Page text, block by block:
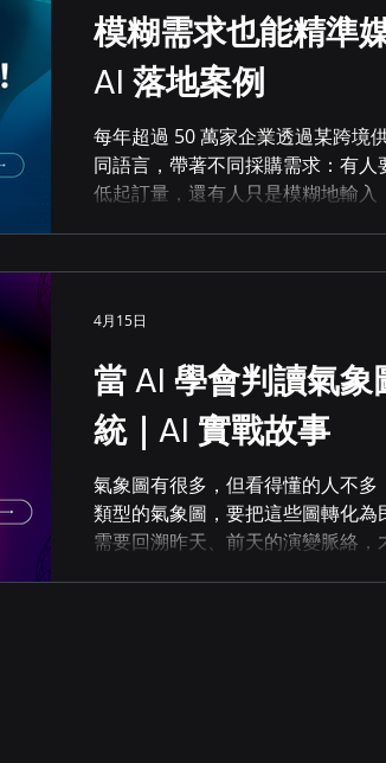
客戶提供實際使用過的公文稿件
構拆開來，做成 Agent 的輸出基
公文版，系統按對應格式產出草
規版本打架的時候，誰來裁決？
模糊需求也能精準
AI 落地案例
每年超過 50 萬家企業透過某跨境
同語言，帶著不同採購需求：有
低起訂量，還有人只是模糊地輸
B2B 商品與供應商資料庫。資料
遇到模糊需求就失靈。採購商得
的摩擦，讓許多真實商機悄悄流
個：讓 AI 真正讀懂採購需求，主
的 Agentic AI Headquarter.ai 為
模型為大
當 AI 學會判讀氣
統｜AI 實戰故事
氣象圖有很多，但看得懂的人不
類型的氣象圖，要把這些圖轉化
需要回溯昨天、前天的演變脈絡
4月15日